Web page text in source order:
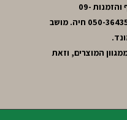
טל: למידע נוסף והזמנות 09-
8919207 , 050-3643595 חיה. מושב
המוצרים, וזאת